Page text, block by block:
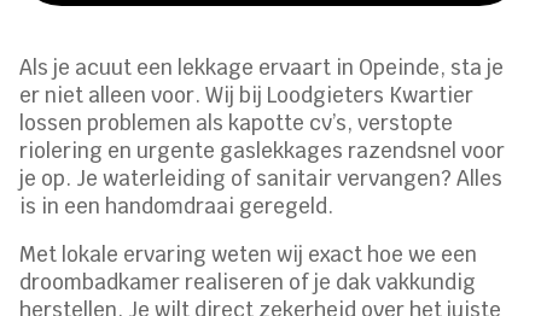
Als je acuut een lekkage ervaart in Opeinde, sta je
er niet alleen voor. Wij bij Loodgieters Kwartier
lossen problemen als kapotte cv’s, verstopte
riolering en urgente gaslekkages razendsnel voor
je op. Je waterleiding of sanitair vervangen? Alles
is in een handomdraai geregeld.
Met lokale ervaring weten wij exact hoe we een
droombadkamer realiseren of je dak vakkundig
herstellen. Je wilt direct zekerheid over het juiste